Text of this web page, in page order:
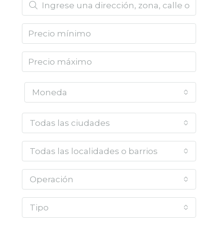
Moneda
Todas las ciudades
Todas las localidades o barrios
Operación
Tipo